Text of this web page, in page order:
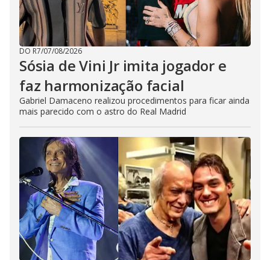
DO R7/07/08/2026
Sósia de Vini Jr imita jogador e
faz harmonização facial
Gabriel Damaceno realizou procedimentos para ficar ainda
mais parecido com o astro do Real Madrid